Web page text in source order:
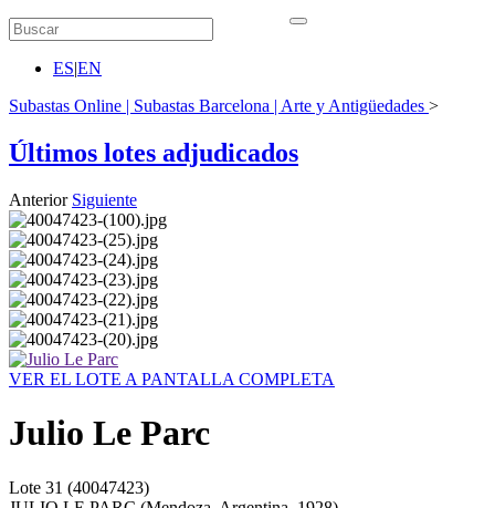
ES|EN
Subastas Online | Subastas Barcelona | Arte y Antigüedades >
Últimos lotes adjudicados
Anterior Siguiente
VER EL LOTE A PANTALLA COMPLETA
Julio Le Parc
Lote 31 (40047423)